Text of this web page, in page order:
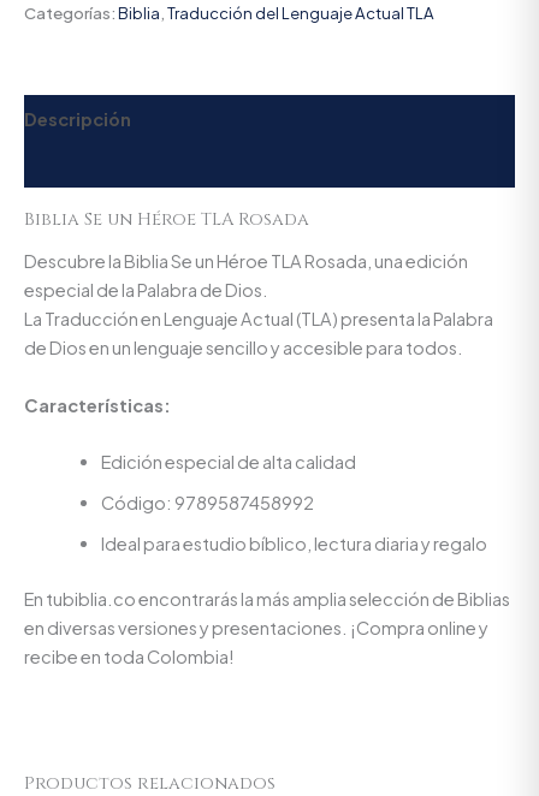
Categorías:Biblia Traducción del Lenguaje Actual TLA
Descripción
Biblia Se un Héroe TLA Rosada
Descubre la Biblia Se un Héroe TLA Rosada, una edición
especial de la Palabra de Dios.
La Traducción en Lenguaje Actual (TLA) presenta la Palabra
de Dios en un lenguaje sencillo y accesible para todos.
Características:
Edición especial de alta calidad
Código: 9789587458992
Ideal para estudio bíblico, lectura diaria y regalo
En tubiblia.co encontrarás la más amplia selección de Biblias
en diversas versiones y presentaciones. ¡Compra online y
recibe en toda Colombia!
Productos relacionados